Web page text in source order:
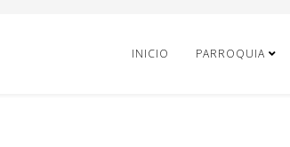
INICIO PARROQUIA